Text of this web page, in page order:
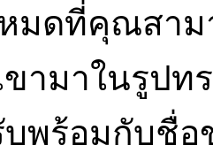
มดที่คุณสาม
ามาในรูปท
บพร้อมกับชื่